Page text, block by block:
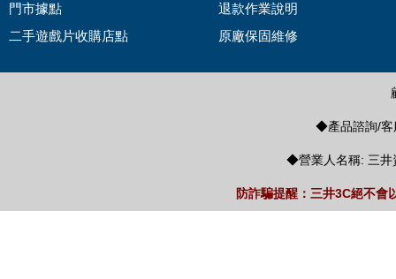
門市據點
二手遊戲片收購店點
退款作業說明
原廠保固維修
◆產品諮詢/客
◆營業人名稱: 三井
防詐騙提醒：三井3C絕不會